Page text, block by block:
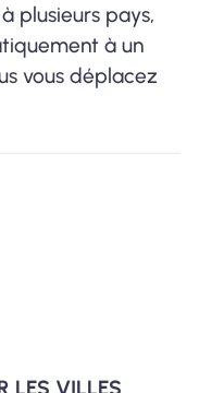
plusieurs pays,
à un
vous déplacez